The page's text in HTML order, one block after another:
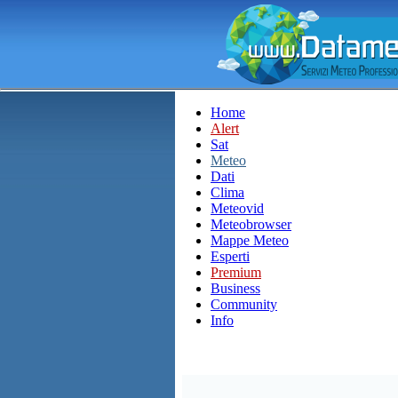
Home
Alert
Sat
Meteo
Dati
Clima
Meteovid
Meteobrowser
Mappe Meteo
Esperti
Premium
Business
Community
Info